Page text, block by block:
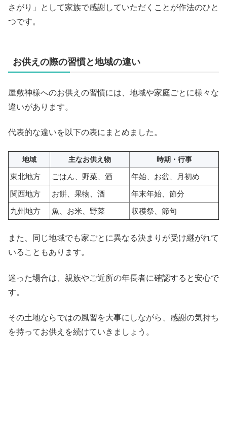
さがり」として家族で感謝していただくことが作法のひと
つです。
お供えの際の習慣と地域の違い
屋敷神様へのお供えの習慣には、地域や家庭ごとに様々な
違いがあります。
代表的な違いを以下の表にまとめました。
地域 主なお供え物 時期・行事
東北地方 ごはん、野菜、酒
年始、お盆、月初め
関西地方
お餅、果物、酒
年末年始、節分
九州地方
魚、お米、野菜 収穫祭、節句
また、同じ地域でも家ごとに異なる決まりが受け継がれて
いることもあります。
迷った場合は、親族やご近所の年長者に確認すると安心で
す。
その土地ならではの風習を大事にしながら、感謝の気持ち
を持ってお供えを続けていきましょう。